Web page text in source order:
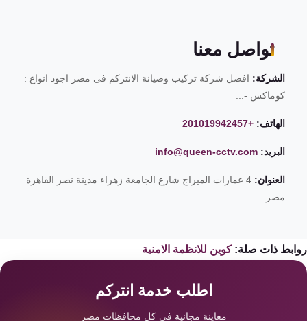
تواصل معنا
الشركة:افضل شركة تركيب وصيانة الانتركم فى مصر اجود انواع :
كوماكس -...
الهاتف: +201019942457
البريد: info@queen-cctv.com
العنوان:
4 عمارات الميراج شارع الجامعة زهراء مدينة نصر القاهرة
مصر
ذات صلة: كوين للانظمة الامنية
اطلب خدمة انتركم
معاينة مجانية في كل محافظات مصر